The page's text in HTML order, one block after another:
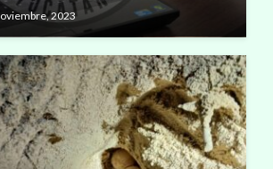
2023